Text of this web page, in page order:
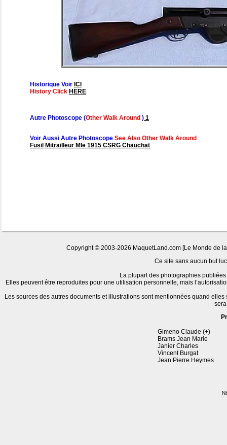
Historique Voir ICI
History Click HERE
Autre Photoscope (Other Walk Around ) 1
Voir Aussi Autre Photoscope See Also Other Walk Around
Fusil Mitrailleur Mle 1915 CSRG Chauchat
Copyright © 2003-2026 MaquetLand.com [Le Monde de
Ce site sans aucun but
La plupart des photographies
Elles peuvent être reproduites pour une utilisation personnelle, mais
Les sources des autres documents et illustrations sont mentionnées quand
Gimeno Claude (+)
Brams Jean Marie
Janier Charles
Vincent Burgat
Jean Pierre Heymes